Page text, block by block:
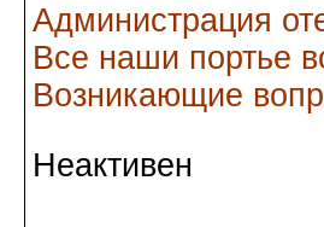
Администрация
Все наши портье
Возникающие
Неактивен